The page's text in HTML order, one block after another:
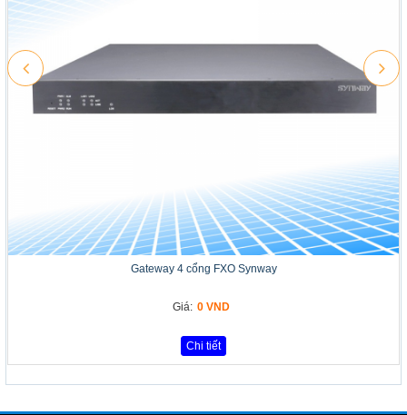
Gateway 4 cổng FXO Synway
Giá: 0 VND
Chi tiết